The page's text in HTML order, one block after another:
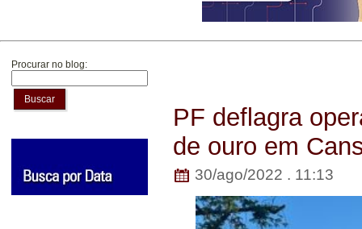
Procurar no blog:
Buscar
PF deflagra
de ouro em
30/ago/2022 . 11:13